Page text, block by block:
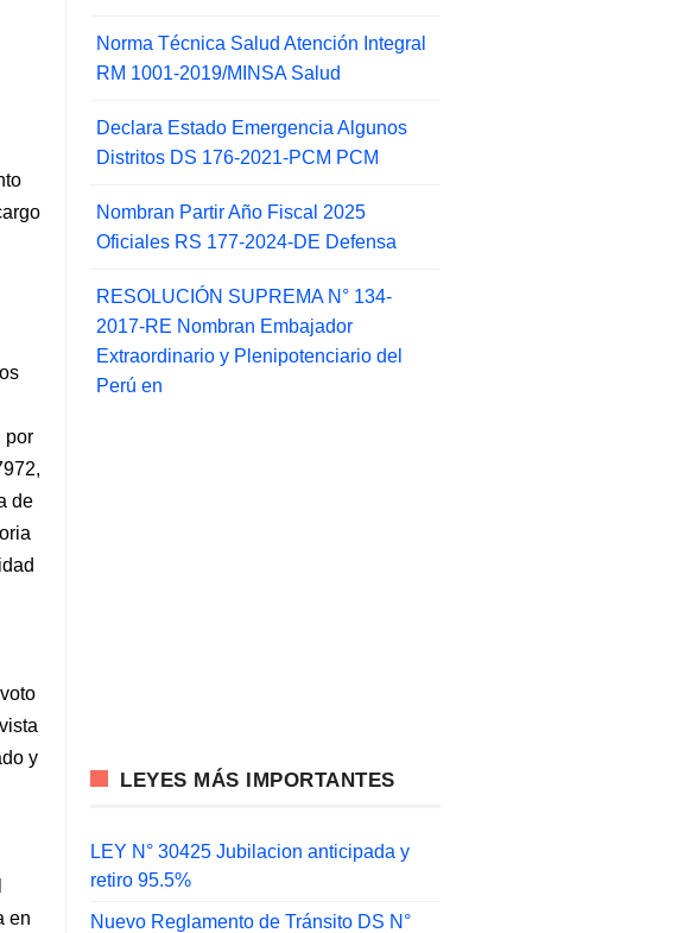
por
de
y
en
Norma Técnica Salud Atención Integral
RM 1001-2019/MINSA Salud
Declara Estado Emergencia Algunos
Distritos DS 176-2021-PCM PCM
Nombran Partir Año Fiscal 2025
Oficiales RS 177-2024-DE Defensa
RESOLUCIÓN SUPREMA N° 134-
2017-RE Nombran Embajador
Extraordinario y Plenipotenciario del
Perú en
LEYES MÁS IMPORTANTES
LEY N° 30425 Jubilacion anticipada y
retiro 95.5%
Nuevo Reglamento de Tránsito DS N°